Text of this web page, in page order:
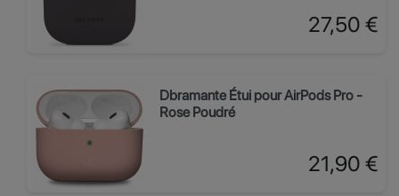
Prix
27,50 €
Dbramante Étui pour AirPods Pro -
Rose Poudré
Prix
21,90 €